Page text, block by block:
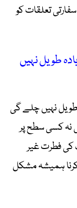
تعلقات کو
طویل نہیں
نہیں چلے گی
نہ کسی سطح پر
کی فطرت غیر
ہمیشہ مشکل